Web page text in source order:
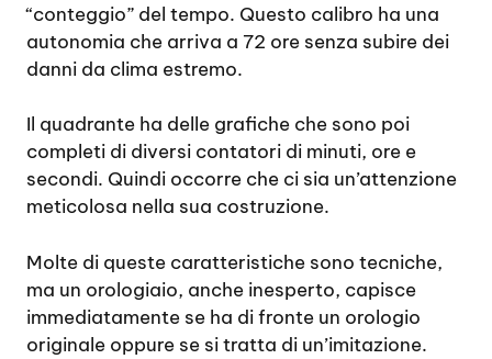
“conteggio” del tempo. Questo calibro ha una
autonomia che arriva a 72 ore senza subire dei
danni da clima estremo.
Il quadrante ha delle grafiche che sono poi
completi di diversi contatori di minuti, ore e
secondi. Quindi occorre che ci sia un’attenzione
meticolosa nella sua costruzione.
Molte di queste caratteristiche sono tecniche,
ma un orologiaio, anche inesperto, capisce
immediatamente se ha di fronte un orologio
originale oppure se si tratta di un’imitazione.